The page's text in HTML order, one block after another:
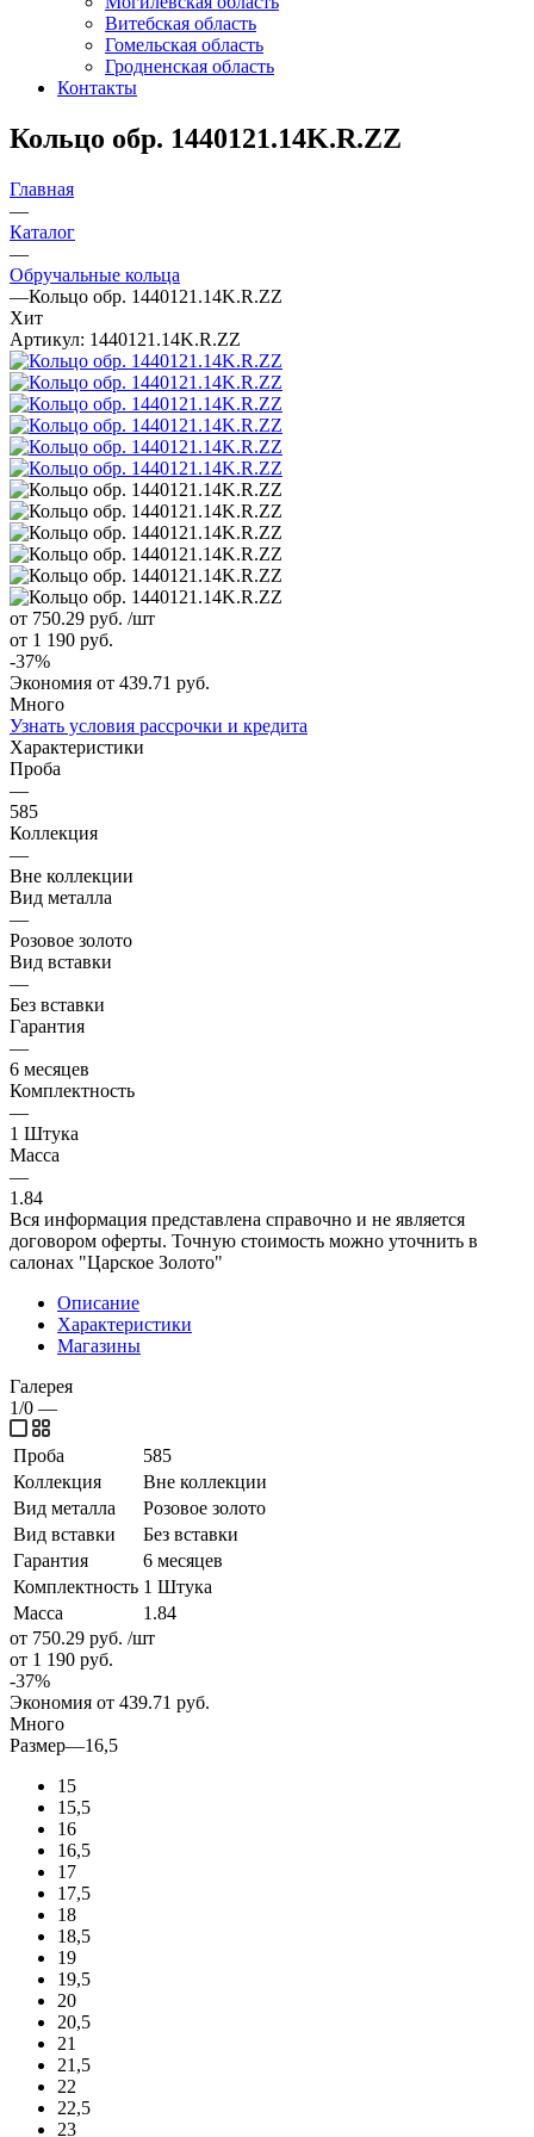
Витебская область
Гомельская область
Гродненская область
Контакты
Кольцо обр. 1440121.14K.R.ZZ
Главная
—
Каталог
—
Обручальные кольца
—Кольцо обр. 1440121.14K.R.ZZ
Хит
Артикул: 1440121.14K.R.ZZ
от 750.29 руб. /шт
от 1 190 руб.
-37%
Экономия от 439.71 руб.
Много
Узнать условия рассрочки и кредита
Характеристики
Проба
—
585
Коллекция
—
Вне коллекции
Вид металла
—
Розовое золото
Вид вставки
—
Без вставки
Гарантия
—
6 месяцев
Комплектность
—
1 Штука
Масса
—
1.84
Вся информация представлена справочно и не является
договором оферты. Точную стоимость можно уточнить в
салонах "Царское Золото"
Описание
Характеристики
Магазины
Галерея
1/0 —
Проба
585
Коллекция
Вне коллекции
Вид металла
Розовое золото
Вид вставки
Без вставки
Гарантия
6 месяцев
Комплектность 1 Штука
Масса
1.84
от 750.29 руб. /шт
от 1 190 руб.
-37%
Экономия от 439.71 руб.
Много
Размер—16,5
15
15,5
16
16,5
17
17,5
18
18,5
19
19,5
20
20,5
21
21,5
22
22,5
23